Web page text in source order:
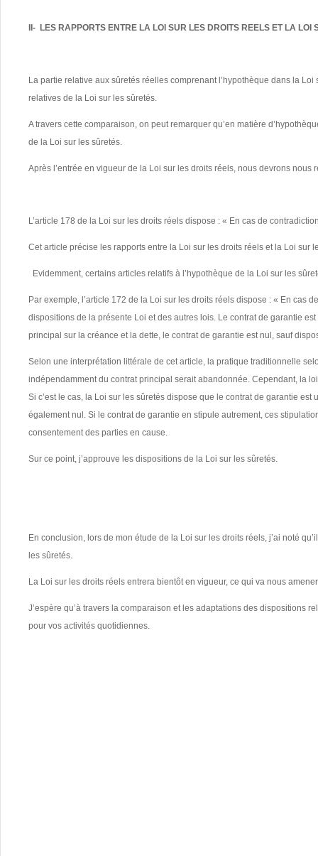
II- LES RAPPORTS ENTRE LA LOI SUR LES DROITS REELS ET LA LOI
La partie relative aux sûretés réelles comprenant l’hypothèque dans la
relatives de la Loi sur les sûretés.
A travers cette comparaison, on peut remarquer qu’en matière
de la Loi sur les sûretés.
Après l’entrée en vigueur de la Loi sur les droits réels, nous devrons
L’article 178 de la Loi sur les droits réels dispose : « En cas de
Cet article précise les rapports entre la Loi sur les droits réels et la Loi
Evidemment, certains articles relatifs à l’hypothèque de la Loi sur les
Par exemple, l’article 172 de la Loi sur les droits réels dispose : « En cas
dispositions de la présente Loi et des autres lois. Le contrat de garantie
principal sur la créance et la dette, le contrat de garantie est nul, sauf
Selon une interprétation littérale de cet article, la pratique traditionnelle
indépendamment du contrat principal serait abandonnée. Cependant, la
Si c’est le cas, la Loi sur les sûretés dispose que le contrat de garantie
également nul. Si le contrat de garantie en stipule autrement, ces
consentement des parties en cause.
Sur ce point, j’approuve les dispositions de la Loi sur les sûretés.
En conclusion, lors de mon étude de la Loi sur les droits réels, j’ai noté
les sûretés.
La Loi sur les droits réels entrera bientôt en vigueur, ce qui va nous
J’espère qu’à travers la comparaison et les adaptations des dispositions
pour vos activités quotidiennes.